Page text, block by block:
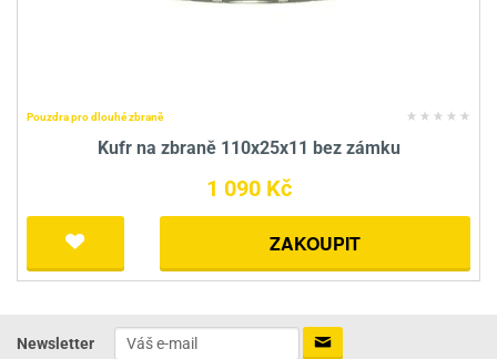
Pouzdra pro dlouhé zbraně
Kufr na zbraně 110x25x11 bez zámku
1 090 Kč
ZAKOUPIT
Newsletter